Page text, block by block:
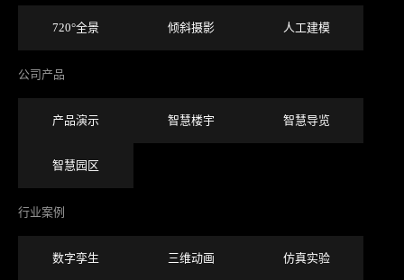
720°全景 倾斜摄影 人工建模
公司产品
产品演示 智慧楼宇 智慧导览
智慧园区
行业案例
数字孪生 三维动画 仿真实验